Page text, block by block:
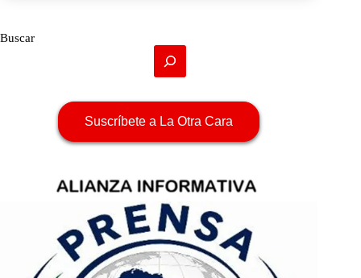
Buscar
Suscríbete a La Otra Cara